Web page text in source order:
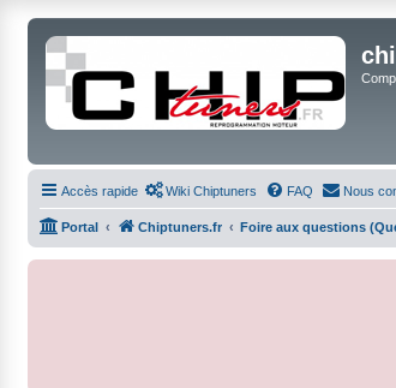
Accès rapide Wiki Chiptuners FAQ Nous
Portal Chiptuners.fr Foire aux questions